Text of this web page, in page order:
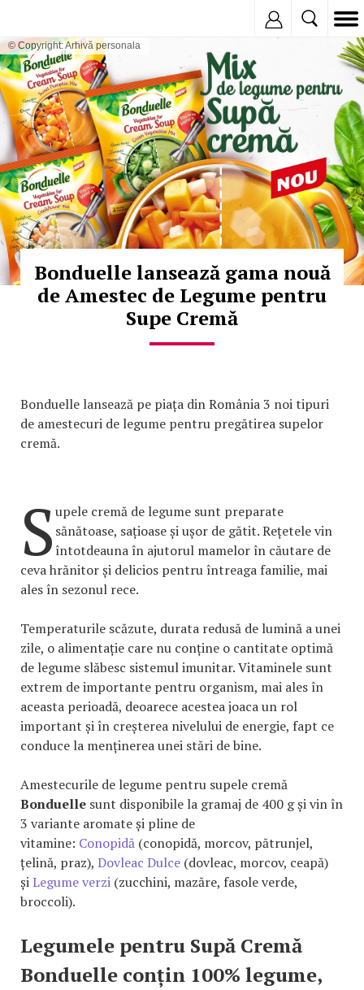
© Copyright: Arhivă personala
Bonduelle lansează gama nouă
de Amestec de Legume pentru
Supe Cremă
Bonduelle lansează pe piața din România 3 noi tipuri
de amestecuri de legume pentru pregătirea supelor
cremă.
Supele cremă de legume sunt preparate
sănătoase, sațioase și ușor de gătit. Rețetele vin
întotdeauna în ajutorul mamelor în căutare de
ceva hrănitor și delicios pentru întreaga familie, mai
ales în sezonul rece.
Temperaturile scăzute, durata redusă de lumină a unei
zile, o alimentație care nu conține o cantitate optimă
de legume slăbesc sistemul imunitar. Vitaminele sunt
extrem de importante pentru organism, mai ales în
aceasta perioadă, deoarece acestea joaca un rol
important și în creșterea nivelului de energie, fapt ce
conduce la menținerea unei stări de bine.
Amestecurile de legume pentru supele cremă
Bonduelle sunt disponibile la gramaj de 400 g și vin în
3 variante aromate și pline de
vitamine: Conopidă (conopidă, morcov, pătrunjel,
țelină, praz), Dovleac Dulce (dovleac, morcov, ceapă)
șiLegume verzi (zucchini, mazăre, fasole verde,
broccoli).
Legumele pentru Supă Cremă
Bonduelle conțin 100% legume,